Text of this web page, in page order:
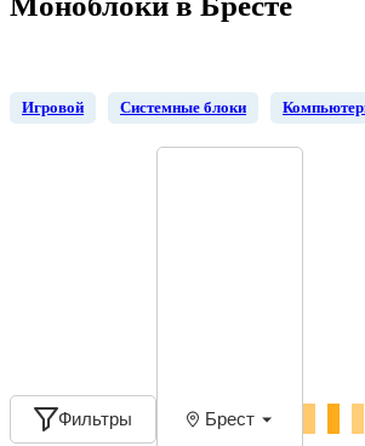
Игровой Системные блоки
Фильтры Брест